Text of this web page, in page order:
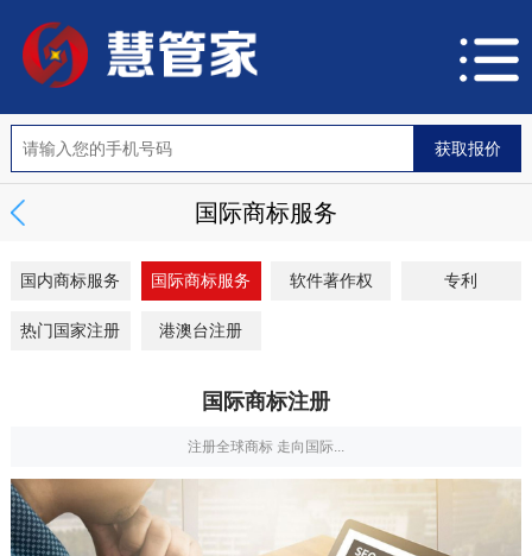
国际商标服务
国内商标服务 国际商标服务 软件著作权 专利
热门国家注册 港澳台注册
国际商标注册
注册全球商标 走向国际...